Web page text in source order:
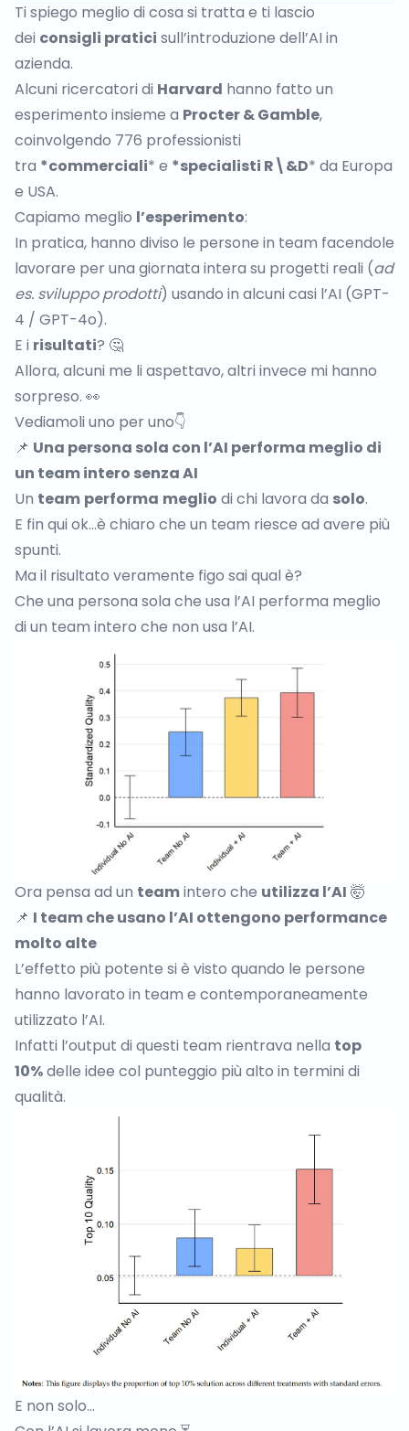
Ti spiego meglio di cosa si tratta e ti lascio
dei consigli pratici sull’introduzione dell’AI in
azienda.
Alcuni ricercatori di Harvard hanno fatto un
esperimento insieme a Procter & Gamble,
coinvolgendo 776 professionisti
tra *commerciali* e *specialisti R\&D* da Europa
e USA.
Capiamo meglio l’esperimento:
In pratica, hanno diviso le persone in team facendole
lavorare per una giornata intera su progetti reali (ad
es. sviluppo prodotti) usando in alcuni casi l’AI (GPT-
4 / GPT-4o).
E i risultati? 🤔
Allora, alcuni me li aspettavo, altri invece mi hanno
sorpreso. 👀
Vediamoli uno per uno👇
📌 Una persona sola con l’AI performa meglio di
un team intero senza AI
Un team performa meglio di chi lavora da solo.
E fin qui ok…è chiaro che un team riesce ad avere più
spunti.
Ma il risultato veramente figo sai qual è?
Che una persona sola che usa l’AI performa meglio
di un team intero che non usa l’AI.
Ora pensa ad un teamintero che utilizza l’AI 🤯
📌 I team che usano l’AI ottengono performance
molto alte
L’effetto più potente si è visto quando le persone
hanno lavorato in team e contemporaneamente
utilizzato l’AI.
Infatti l’output di questi team rientrava nella top
10%delle idee col punteggio più alto in termini di
qualità.
E non solo…